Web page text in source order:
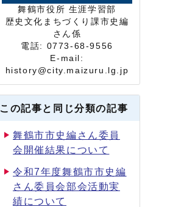
舞鶴市役所 生涯学習部
歴史文化まちづくり課市史編
さん係
電話: 0773-68-9556
E-mail:
history@city.maizuru.lg.jp
この記事と同じ分類の記事
舞鶴市市史編さん委員
会開催結果について
令和7年度舞鶴市市史編
さん委員会部会活動実
績について